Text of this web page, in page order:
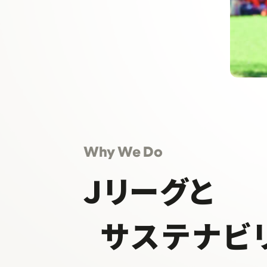
Why We Do
Ｊリーグと
サステナビ